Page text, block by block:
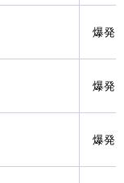
爆発
爆発
爆発